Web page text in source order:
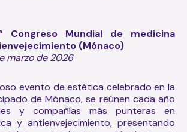
Congreso Mundial de medicina
(Mónaco)
marzo de 2026
evento de estética celebrado en la
de Mónaco, se reúnen cada año
y compañías más punteras en
y antienvejecimiento, presentando